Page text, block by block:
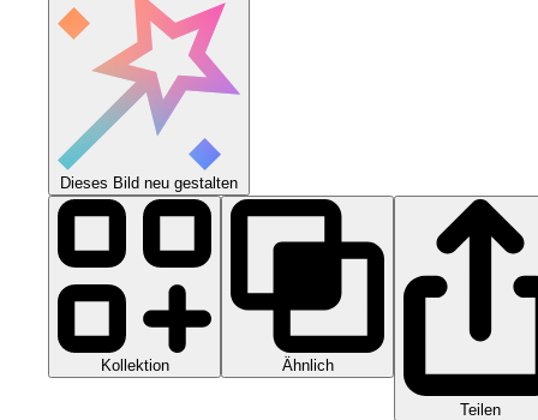
Dieses Bild neu gestalten
Kollektion Ähnlich
Teilen